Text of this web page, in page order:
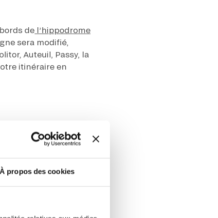
À propos des cookies
S’ABONNER
ainsi que des informations
la newsletter.En savoir plus
de l’hippodrome
sera modifié,
Auteuil, Passy, la
itinéraire en